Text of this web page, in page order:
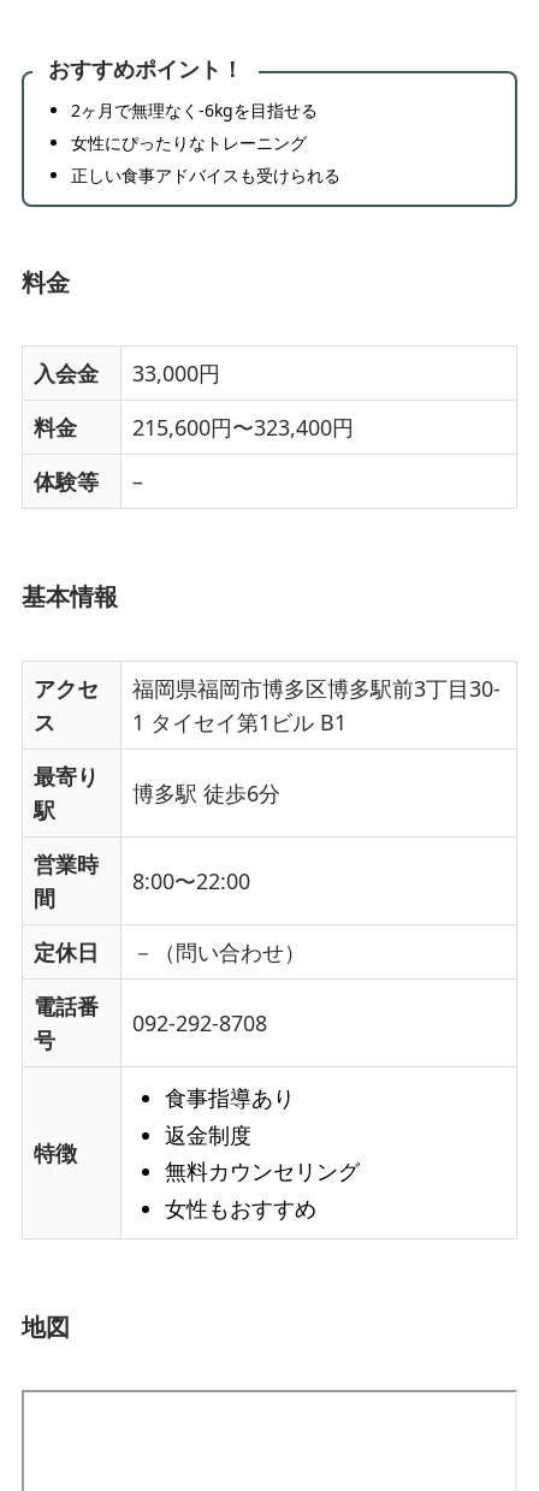
おすすめポイント！
2ヶ月で無理なく-6kgを目指せる
女性にぴったりなトレーニング
正しい食事アドバイスも受けられる
料金
入会金
33,000円
料金
215,600円〜323,400円
体験等
–
基本情報
アクセ
ス
福岡県福岡市博多区博多駅前3丁目30-
1 タイセイ第1ビル B1
最寄り
駅
博多駅 徒歩6分
営業時
間
8:00〜22:00
定休日
－（問い合わせ）
電話番
号
092-292-8708
特徴
食事指導あり
返金制度
無料カウンセリング
女性もおすすめ
地図